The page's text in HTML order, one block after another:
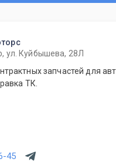
ул. Куйбышева, 28Л
запчастей для
ТК.
45